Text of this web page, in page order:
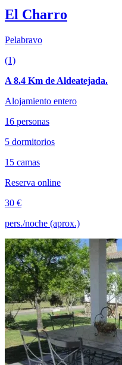
El Charro
Pelabravo
(1)
A 8.4 Km de Aldeatejada.
Alojamiento entero
16 personas
5 dormitorios
15 camas
Reserva online
30 €
pers./noche (aprox.)